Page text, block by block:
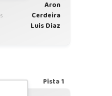
Aron
Cerdeira
Luis Diaz
Pista 1